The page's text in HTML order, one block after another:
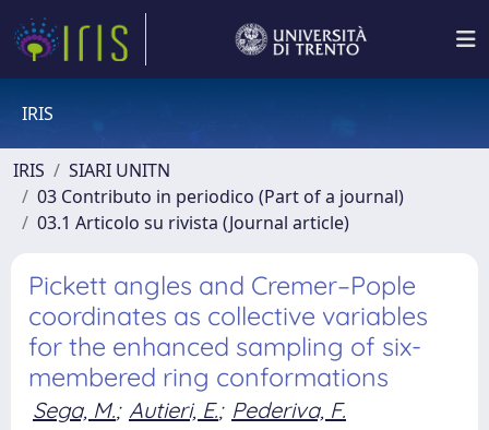
IRIS
IRIS
SIARI UNITN
03 Contributo in periodico (Part of a journal)
03.1 Articolo su rivista (Journal article)
Pickett angles and Cremer–Pople
coordinates as collective variables
for the enhanced sampling of six-
membered ring conformations
Sega, M.; Autieri, E.; Pederiva, F.